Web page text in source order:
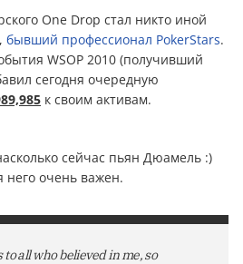
One Drop стал никто иной
бывший профессионал PokerStars.
WSOP 2010 (получивший
сегодня очередную
к своим активам.
сейчас пьян Дюамель :)
него очень важен.
to all who believed in me, so